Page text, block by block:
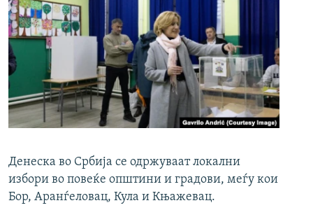
Денеска во Србија се одржуваат локални
избори во повеќе општини и градови, меѓу кои
Бор, Аранѓеловац, Кула и Књажевац.